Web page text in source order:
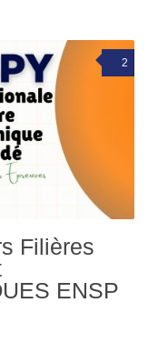
2
Filières
ENSP